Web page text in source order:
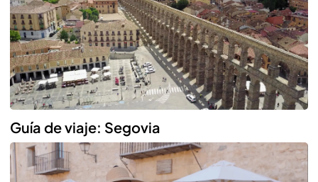
Reproducir
Guía de viaje: Segovia